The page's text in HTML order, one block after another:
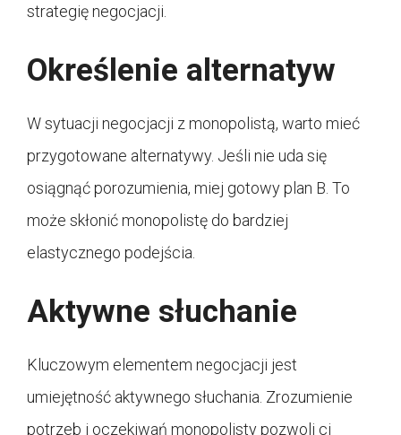
strategię negocjacji.
Określenie alternatyw
W sytuacji negocjacji z monopolistą, warto mieć
przygotowane alternatywy. Jeśli nie uda się
osiągnąć porozumienia, miej gotowy plan B. To
może skłonić monopolistę do bardziej
elastycznego podejścia.
Aktywne słuchanie
Kluczowym elementem negocjacji jest
umiejętność aktywnego słuchania. Zrozumienie
potrzeb i oczekiwań monopolisty pozwoli ci